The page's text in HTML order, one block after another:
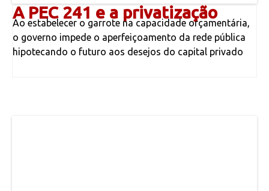
A PEC 241 e a privatização
Ao estabelecer o garrote na capacidade orçamentária,
o governo impede o aperfeiçoamento da rede pública
hipotecando o futuro aos desejos do capital privado